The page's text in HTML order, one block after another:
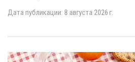
Дата публикации: 8 августа 2026 г.